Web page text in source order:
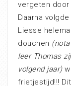
vergeten door
Daarna
Liesse
douchen
leer Thomas
volgend jaar)
frietjestijd!!!